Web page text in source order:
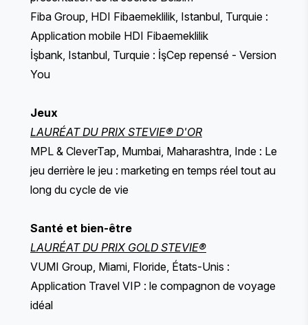
Fiba Group, HDI Fibaemeklilik, Istanbul, Turquie :
Application mobile HDI Fibaemeklilik
İşbank, Istanbul, Turquie : İşCep repensé - Version
You
Jeux
LAURÉAT DU PRIX STEVIE® D'OR
MPL & CleverTap, Mumbai, Maharashtra, Inde : Le
jeu derrière le jeu : marketing en temps réel tout au
long du cycle de vie
Santé et bien-être
LAURÉAT DU PRIX GOLD STEVIE®
VUMI Group, Miami, Floride, États-Unis :
Application Travel VIP : le compagnon de voyage
idéal